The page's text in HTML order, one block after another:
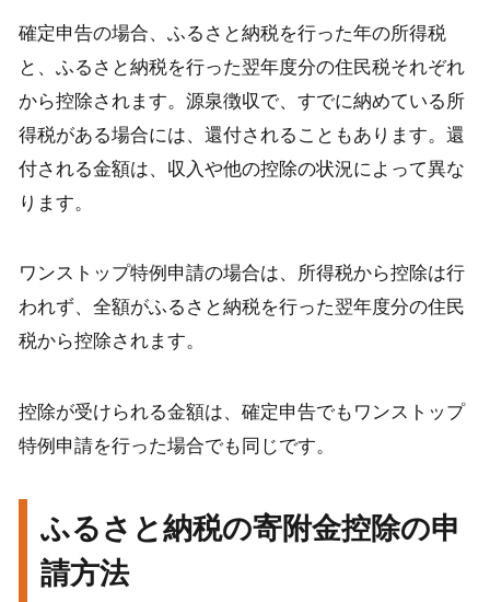
確定申告の場合、ふるさと納税を行った年の所得税
と、ふるさと納税を行った翌年度分の住民税それぞれ
から控除されます。源泉徴収で、すでに納めている所
得税がある場合には、還付されることもあります。還
付される金額は、収入や他の控除の状況によって異な
ります。
ワンストップ特例申請の場合は、所得税から控除は行
われず、全額がふるさと納税を行った翌年度分の住民
税から控除されます。
控除が受けられる金額は、確定申告でもワンストップ
特例申請を行った場合でも同じです。
ふるさと納税の寄附金控除の申
請方法